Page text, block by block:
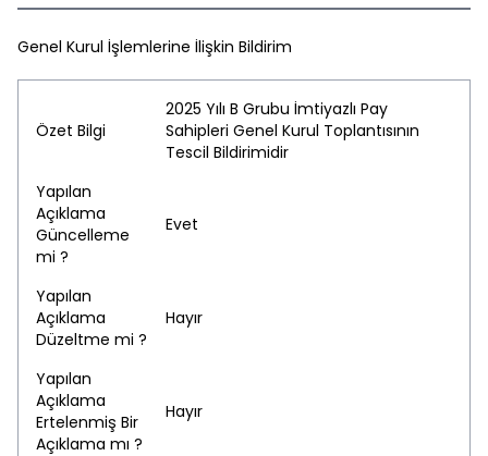
Genel Kurul İşlemlerine İlişkin Bildirim
Özet Bilgi
2025 Yılı B Grubu İmtiyazlı Pay
Sahipleri Genel Kurul Toplantısının
Tescil Bildirimidir
Yapılan
Açıklama
Güncelleme
mi ?
Evet
Yapılan
Açıklama
Düzeltme mi ?
Hayır
Yapılan
Açıklama
Ertelenmiş Bir
Açıklama mı ?
Hayır